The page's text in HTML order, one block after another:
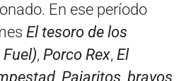
En ese período
El tesoro de los
, Porco Rex, El
, Pajaritos, bravos